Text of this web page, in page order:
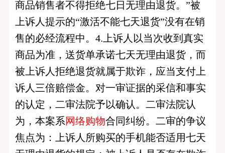
商品销售者不得拒绝七日无理由退货。”被
上诉人提示的“激活不能七天退货”没有在销
售的必经流程中。4.上诉人以当次收到真实
商品为准，送货单承诺七天无理由退货，而
被上诉人拒绝退货就属于欺诈，应当支付上
诉人三倍赔偿金。对一审证据的采信和事实
的认定，二审法院予以确认。二审法院认
为，本案系网络购物合同纠纷。二审的争议
焦点为：上诉人所购买的手机能否适用七天